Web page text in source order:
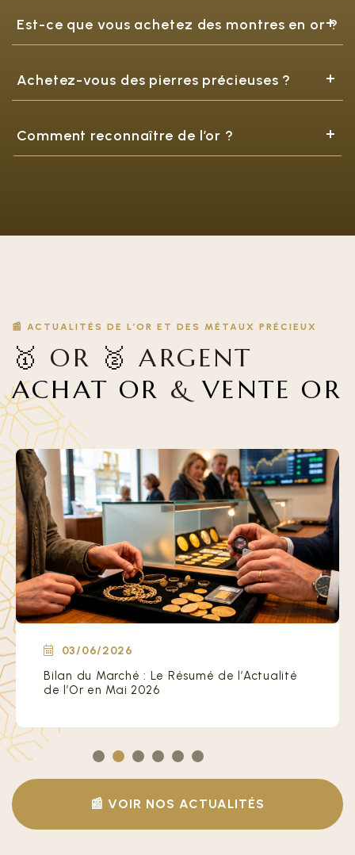
Est-ce que vous achetez des montres en or ?
Achetez-vous des pierres précieuses ?
Comment reconnaître de l’or ?
📰 ACTUALITÉS DE L’OR ET DES MÉTAUX PRÉCIEUX
🥇 OR 🥈 ARGENT
ACHAT OR &VENTE OR
03/05/2026
Les signes clairs de la reprise progressive du
cours de l’or
📰 VOIR NOS ACTUALITÉS